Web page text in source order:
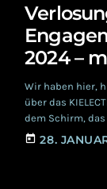
2024 –
Wir haben hier,
über das
dem Schirm,
schon Stunden
gern mal in
today 28.